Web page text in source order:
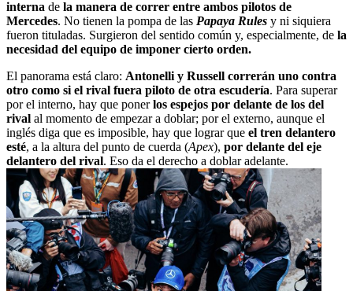
interna de la manera de correr entre ambos pilotos de
Mercedes. No tienen la pompa de las Papaya Rules y ni siquiera
fueron tituladas. Surgieron del sentido común y, especialmente, de la
necesidad del equipo de imponer cierto orden.
El panorama está claro: Antonelli y Russell correrán uno contra
otro como si el rival fuera piloto de otra escudería. Para superar
por el interno, hay que ponerlos espejos por delante de los del
rival al momento de empezar a doblar; por el externo, aunque el
inglés diga que es imposible, hay que lograr que el tren delantero
esté, a la altura del punto de cuerda (Apex), por delante del eje
delantero del rival. Eso da el derecho a doblar adelante.